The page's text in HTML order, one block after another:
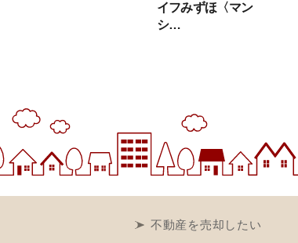
イフみずほ〈マン
シ…
不動産を売却したい